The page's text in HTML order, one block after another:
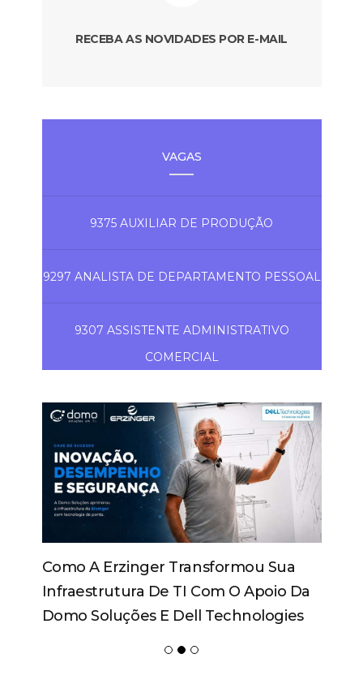
RECEBA AS NOVIDADES POR E-MAIL
VAGAS
9375 AUXILIAR DE PRODUÇÃO
9297 ANALISTA DE DEPARTAMENTO PESSOAL
9307 ASSISTENTE ADMINISTRATIVO
COMERCIAL